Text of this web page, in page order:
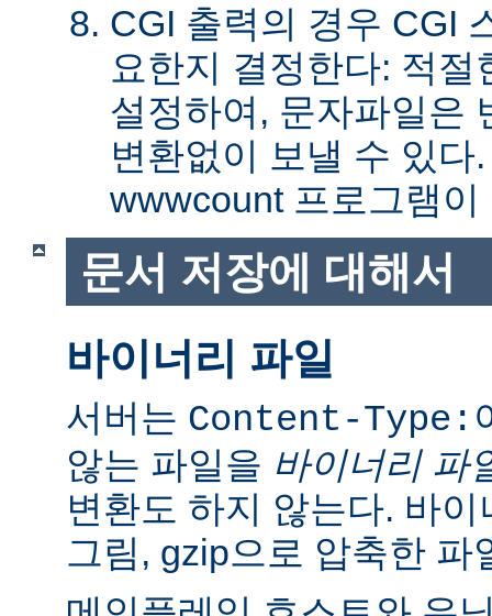
CGI 출력의 경우 CGI
요한지 결정한다: 적
설정하여, 문자파일은
변환없이 보낼 수 있다
wwwcount 프로그램
문서 저장에 대해서
바이너리 파일
서버는 Content-Type:
않는 파일을 바이너리 파
변환도 하지 않는다. 바
그림, gzip으로 압축한 파